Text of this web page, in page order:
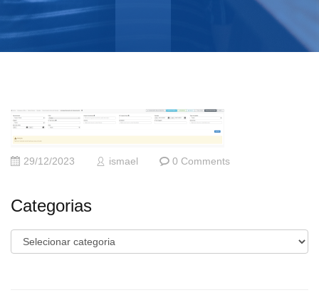
29/12/2023 ismael 0 Comments
Categorias
Categorias